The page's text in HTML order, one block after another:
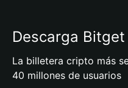
Descarga
La billetera cripto más
40 millones de usuarios